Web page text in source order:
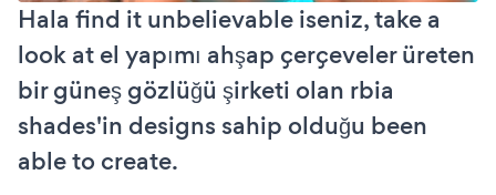
Hala find it unbelievable iseniz, take a
look at el yapımı ahşap çerçeveler üreten
bir güneş gözlüğü şirketi olan rbia
shades'in designs sahip olduğu been
able to create.